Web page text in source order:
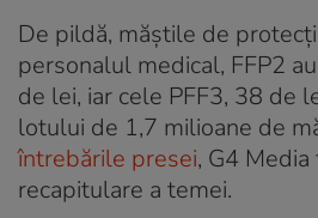
De pildă, măștile de
personalul medical, FFP2
de lei, iar cele PFF3, 38 de
lotului de 1,7 milioane de
întrebările presei, G4 Media
recapitulare a temei.